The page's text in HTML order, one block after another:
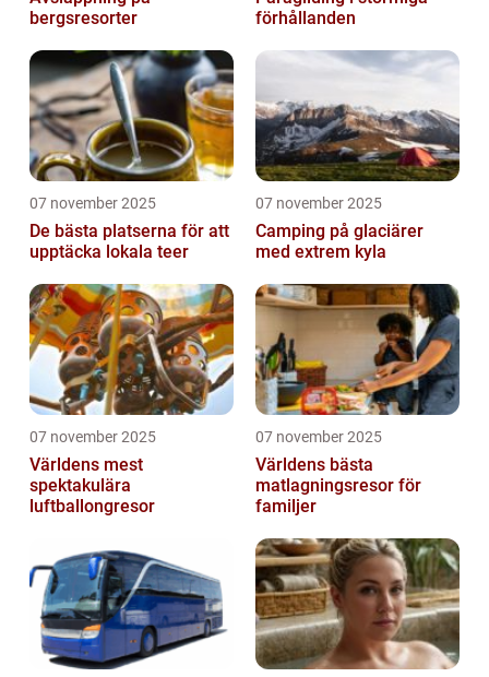
bergsresorter
förhållanden
07 november 2025
De bästa platserna för att
upptäcka lokala teer
07 november 2025
Camping på glaciärer
med extrem kyla
07 november 2025
Världens mest
spektakulära
luftballongresor
07 november 2025
Världens bästa
matlagningsresor för
familjer